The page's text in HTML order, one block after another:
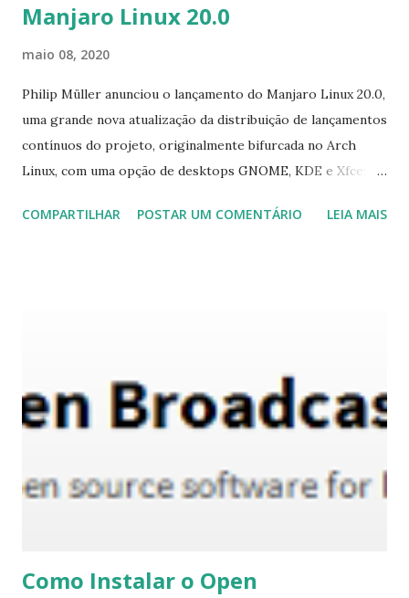
Manjaro Linux 20.0
maio 08, 2020
Philip Müller anunciou o lançamento do Manjaro Linux 20.0,
uma grande nova atualização da distribuição de lançamentos
contínuos do projeto, originalmente bifurcada no Arch
Linux, com uma opção de desktops GNOME, KDE e Xfce:
de Anuncie Manjaro 'Lysia' à nossa comunidade. A edição
experiência do usuário com o gerenciador de área de
trabalho e janela.Também mudamos para um novo tema
chamado Matcha.Um novo recurso Display-Profiles
configuração de exibição preferida. aplicação automática de
perfis implementada quando novos monitores são
COMPARTILHAR POSTAR UM COMENTÁRIO LEIA MAIS
Como Instalar o Open